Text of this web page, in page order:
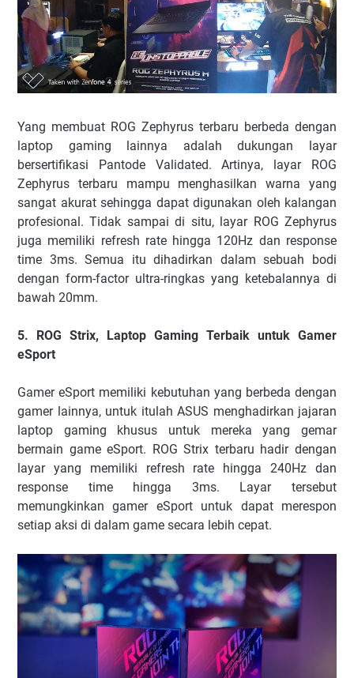
Yang membuat ROG Zephyrus terbaru berbeda dengan
laptop gaming lainnya adalah dukungan layar
bersertifikasi Pantode Validated. Artinya, layar ROG
Zephyrus terbaru mampu menghasilkan warna yang
sangat akurat sehingga dapat digunakan oleh kalangan
profesional. Tidak sampai di situ, layar ROG Zephyrus
juga memiliki refresh rate hingga 120Hz dan response
time 3ms. Semua itu dihadirkan dalam sebuah bodi
dengan form-factor ultra-ringkas yang ketebalannya di
bawah 20mm.
5. ROG Strix, Laptop Gaming Terbaik untuk Gamer
eSport
Gamer eSport memiliki kebutuhan yang berbeda dengan
gamer lainnya, untuk itulah ASUS menghadirkan jajaran
laptop gaming khusus untuk mereka yang gemar
bermain game eSport. ROG Strix terbaru hadir dengan
layar yang memiliki refresh rate hingga 240Hz dan
response time hingga 3ms. Layar tersebut
memungkinkan gamer eSport untuk dapat merespon
setiap aksi di dalam game secara lebih cepat.